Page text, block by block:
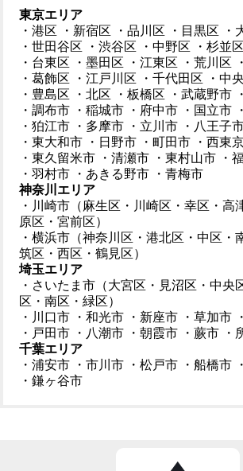
東京エリア
・港区
・新宿区 ・品川区 ・目黒区
・
・世田谷区
・渋谷区 ・中野区 ・杉並区
・台東区
・墨田区 ・江東区 ・荒川区
・葛飾区
・江戸川区 ・千代田区 ・中
・豊島区
・北区 ・板橋区 ・武蔵野市
・調布市
・稲城市 ・府中市 ・国立市
・狛江市
・多摩市 ・立川市 ・八王子
・東大和市
・日野市 ・町田市 ・西東
・東久留米市
・清瀬市 ・東村山市 ・
・羽村市
・あきる野市
・青梅市
神奈川エリア
・川崎市（麻生区・川崎区・幸区・高
原区・宮前区）
・横浜市（神奈川区・港北区・中区・
筑区・西区・鶴見区）
埼玉エリア
・さいたま市（大宮区・見沼区・中央
区・南区・緑区）
・川口市
・和光市 ・新座市 ・草加市
・戸田市
・八潮市 ・朝霞市 ・蕨市
・
千葉エリア
・浦安市
・市川市 ・松戸市 ・船橋市
・鎌ヶ谷市